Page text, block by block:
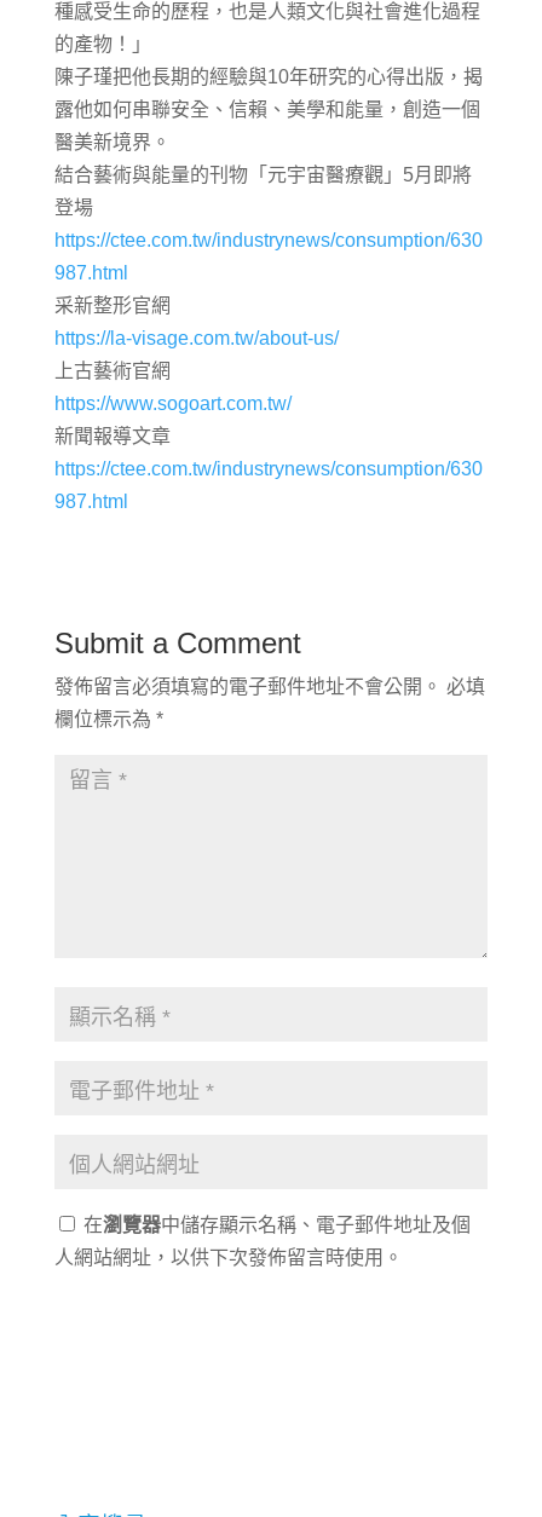
種感受生命的歷程，也是人類文化與社會進化過程
的產物！」
陳子瑾把他長期的經驗與10年研究的心得出版，揭
露他如何串聯安全、信賴、美學和能量，創造一個
醫美新境界。
結合藝術與能量的刊物「元宇宙醫療觀」5月即將
登場
https://ctee.com.tw/industrynews/consumption/630
987.html
采新整形官網
https://la-visage.com.tw/about-us/
上古藝術官網
https://www.sogoart.com.tw/
新聞報導文章
https://ctee.com.tw/industrynews/consumption/630
987.html
Submit a Comment
發佈留言必須填寫的電子郵件地址不會公開。 必填
欄位標示為 *
在瀏覽器中儲存顯示名稱、電子郵件地址及個
人網站網址，以供下次發佈留言時使用。